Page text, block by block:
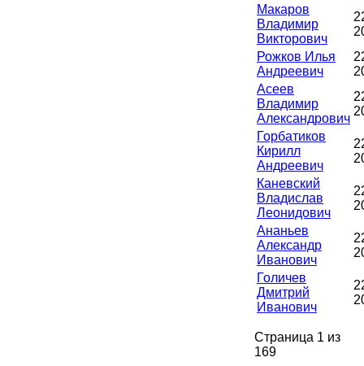
Макаров
Владимир
Викторович
Рожков Илья
Андреевич
Асеев
Владимир
Александрович
Горбатиков
Кирилл
Андреевич
Каневский
Владислав
Леонидович
Ананьев
Александр
Иванович
Голичев
Дмитрий
Иванович
Страница 1 из
169